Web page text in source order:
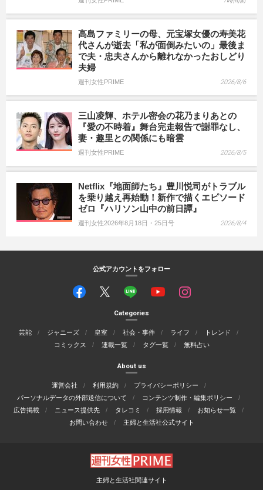
高島ファミリーの母、元宝塚女優の寿美花
代さんが逝去「私が面倒みたいの」最後ま
で夫・忠夫さんから離れなかったおしどり
夫婦
週刊女性PRIME 2026/8/6
三山凌輝、ホテル密会の花乃まりあとの
『愛の不時着』舞台完走報告で謝罪なし、
妻・趣里との関係にも暗雲
週刊女性PRIME 2026/8/5
Netflix『地面師たち』豊川悦司がトラブル
を乗り越え再始動！新作で描くエピソード
ゼロ『ハリソン山中の前日譚』
週刊女性2026年8月18日・25日号 2026/8/4
公式アカウントをフォロー
Categories
芸能 ジャニーズ 皇室 社会・事件 ライフ
トレンド
コミックス
連載一覧 タグ一覧 無料占い
About us
運営会社 利用規約
プライバシーポリシー
パーソナルデータの外部送信について
コンテンツ制作・編集ポリシー
広告掲載
ニュース提供先 タレコミ 採用情報
お知らせ一覧
お問い合わせ
主婦と生活社公式サイト
主婦と生活社関連サイト